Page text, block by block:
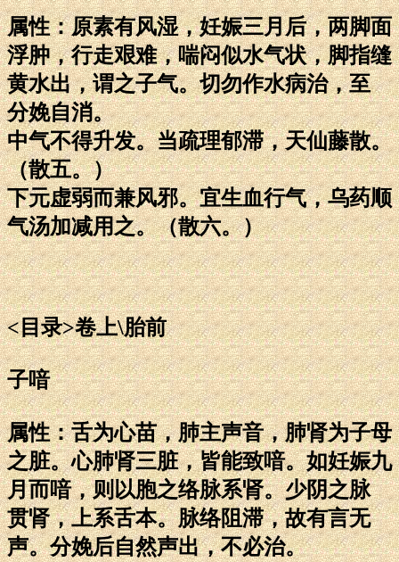
属性：原素有风湿，妊娠三月后，两脚面
浮肿，行走艰难，喘闷似水气状，脚指缝
黄水出，谓之子气。切勿作水病治，至
分娩自消。
中气不得升发。当疏理郁滞，天仙藤散。
（散五。）
下元虚弱而兼风邪。宜生血行气，乌药顺
气汤加减用之。（散六。）
<目录>卷上\胎前
子喑
属性：舌为心苗，肺主声音，肺肾为子母
之脏。心肺肾三脏，皆能致喑。如妊娠九
月而喑，则以胞之络脉系肾。少阴之脉
贯肾，上系舌本。脉络阻滞，故有言无
声。分娩后自然声出，不必治。